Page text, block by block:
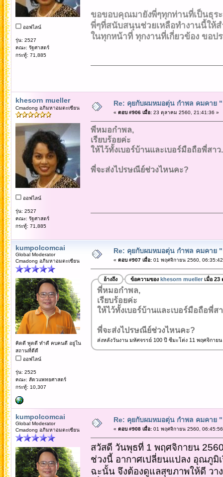
ออฟไลน์
รุ่น: 2527
คณะ: รัฐศาสตร์
กระทู้: 71,885
ขอขอบคุณมายังพี่ๆทุกท่านที่เป็นธุร
พี่ๆที่สนับสนุนช่วยเหลือทำงานนี้ให้ส
ในทุกหน้าที่ ทุกงานที่เกี่ยวข้อง ขอป
khesorn mueller
Cmadong อภิมหาอมตะเซียน
ออฟไลน์
รุ่น: 2527
คณะ: รัฐศาสตร์
กระทู้: 71,885
Re: คุยกับผมหมอตุ่น กำพล คมคาย
« ตอบ #906 เมื่อ:23 ตุลาคม 2560, 21:41:36 »
พี่หมอกำพล,
เรียบร้อยค่ะ
ให้ไว้ทั้งเบอร์บ้านและเบอร์มือถือพี่สาว.
พี่จะส่งไปรษณีย์ช่วงไหนคะ?
kumpolcomcai
Global Moderator
Cmadong อภิมหาอมตะเซียน
คิดดี พูดดี ทำดี คบคนดี อยู่ใน
สถานที่ดีดี
ออฟไลน์
รุ่น: 2525
คณะ: สัตวแพทยศาสตร์
กระทู้: 10,307
Re: คุยกับผมหมอตุ่น กำพล คมคาย
« ตอบ #907 เมื่อ:01 พฤศจิกายน 2560,
อ้างถึง ข้อความของ khesorn muellerเมื่อ 23
พี่หมอกำพล,
เรียบร้อยค่ะ
ให้ไว้ทั้งเบอร์บ้านและเบอร์มือถือพี่ส
พี่จะส่งไปรษณีย์ช่วงไหนคะ?
ส่งหลังวันงาน มหัศจรรย์ 100 ปี ซีมะโด่ง 11 พฤศจิกาย
kumpolcomcai
Global Moderator
Cmadong อภิมหาอมตะเซียน
Re: คุยกับผมหมอตุ่น กำพล คมคาย
« ตอบ #908 เมื่อ:01 พฤศจิกายน 2560,
สวัสดี วันพุธที่ 1 พฤศจิกายน
ช่วงนี้ อากาศเปลี่ยนแปลง อุณภูมิ
ฉะนั้น จึงต้องดูแลสุขภาพให้ดี วา